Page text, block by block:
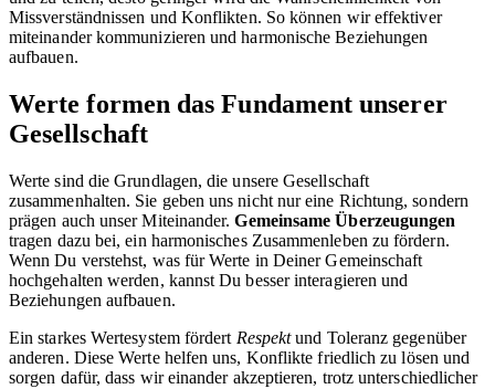
Missverständnissen und Konflikten. So können wir effektiver
miteinander kommunizieren und harmonische Beziehungen
aufbauen.
Werte formen das Fundament unserer
Gesellschaft
Werte sind die Grundlagen, die unsere Gesellschaft
zusammenhalten. Sie geben uns nicht nur eine Richtung, sondern
prägen auch unser Miteinander.Gemeinsame Überzeugungen
tragen dazu bei, ein harmonisches Zusammenleben zu fördern.
Wenn Du verstehst, was für Werte in Deiner Gemeinschaft
hochgehalten werden, kannst Du besser interagieren und
Beziehungen aufbauen.
Ein starkes Wertesystem fördert Respektund Toleranz gegenüber
anderen. Diese Werte helfen uns, Konflikte friedlich zu lösen und
sorgen dafür, dass wir einander akzeptieren, trotz unterschiedlicher